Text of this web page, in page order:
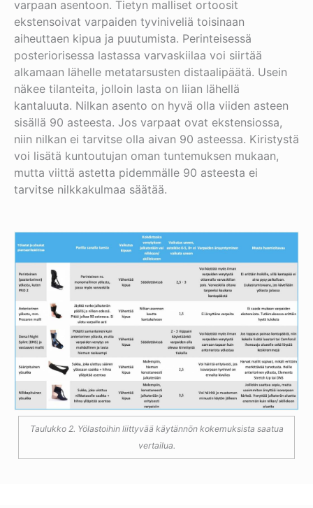
varpaan asentoon. Tietyn malliset ortoosit
ekstensoivat varpaiden tyviniveliä toisinaan
aiheuttaen kipua ja puutumista. Perinteisessä
posteriorisessa lastassa varvaskiilaa voi siirtää
alkamaan lähelle metatarsusten distaalipäätä. Usein
näkee tilanteita, jolloin lasta on liian lähellä
kantaluuta. Nilkan asento on hyvä olla viiden asteen
sisällä 90 asteesta. Jos varpaat ovat ekstensiossa,
niin nilkan ei tarvitse olla aivan 90 asteessa. Kiristystä
voi lisätä kuntoutujan oman tuntemuksen mukaan,
mutta viittä astetta pidemmälle 90 asteesta ei
tarvitse nilkkakulmaa säätää.
Taulukko 2. Yölastoihin liittyvää käytännön kokemuksista saatua
vertailua.